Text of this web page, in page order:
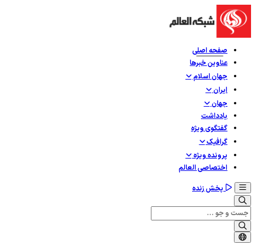
صفحه اصلی
عناوین خبرها
جهان اسلام
ایران
جهان
یادداشت
گفتگوی ویژه
گرافيک
پرونده ویژه
اختصاصی العالم
پخش زنده